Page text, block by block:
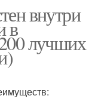
внутри
в
лучших